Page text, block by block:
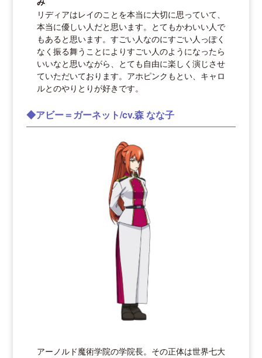
リディアはレイのことを本当に大切に思っていて、
本当に優しい人だと思います。とてもかわいい人で
もあると思います。すごい人なのにすごい人っぽく
なく振る舞うことによりすごい人のようになったら
いいなと思いながら、とても自由に楽しく演じさせ
ていただいております。アホピンクもとい、キャロ
ルとのやりとりが好きです。
◆アビー＝ガーネット/cv.森 なな子
アーノルド魔術学院の学院長。その正体は世界七大